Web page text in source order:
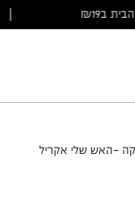
-האש שלי אקריל